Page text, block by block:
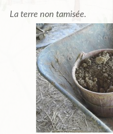
La terre non tamisée.